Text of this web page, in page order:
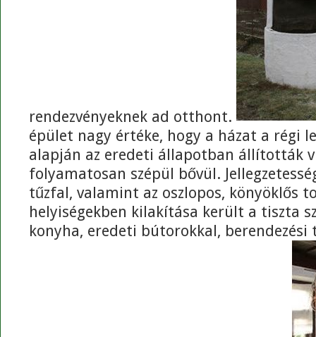
rendezvényeknek ad otthont.
épület nagy értéke, hogy a házat a régi
alapján az eredeti állapotban állították
folyamatosan szépül bővül.
tűzfal, valamint az oszlopos, könyöklős
helyiségekben kilakítása került a tiszta
konyha, eredeti bútorokkal,